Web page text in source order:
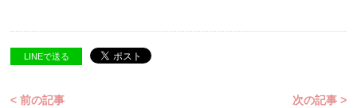
LINEで送る
< 前の記事 次の記事 >